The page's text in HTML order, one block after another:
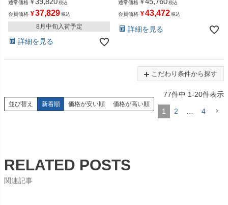
通常価格 ¥ 税込
会員価格 ¥37,829 税込
8月中旬入荷予定
詳細を見る
通常価格 ¥ 税込
会員価格 ¥43,472 税込
詳細を見る
こだわり条件から探す
並び替え 新着順 価格が安い順 価格が高い順
77件中 1-20件表示
1 2 … 4
RELATED POSTS
関連記事